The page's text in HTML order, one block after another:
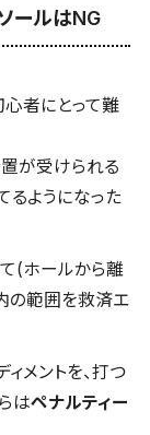
ールはNG
者にとって難
置が受けられる
るようになった
(ホールから離
の範囲を救済エ
メントを、打つ
はペナルティー